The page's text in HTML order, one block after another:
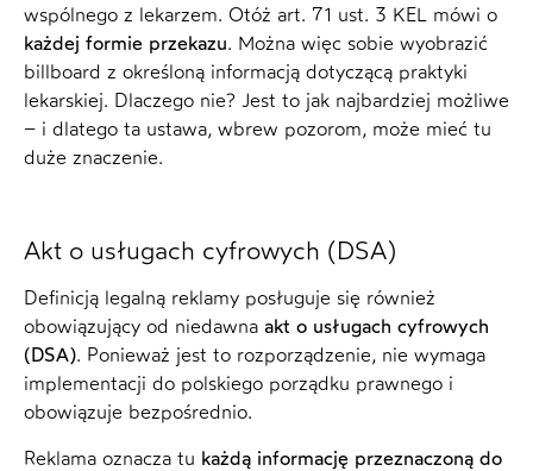
wspólnego z lekarzem. Otóż art. 71 ust. 3 KEL mówi o
każdej formie przekazu. Można więc sobie wyobrazić
billboard z określoną informacją dotyczącą praktyki
lekarskiej. Dlaczego nie? Jest to jak najbardziej możliwe
– i dlatego ta ustawa, wbrew pozorom, może mieć tu
duże znaczenie.
Akt o usługach cyfrowych (DSA)
Definicją legalną reklamy posługuje się również
obowiązujący od niedawna akt o usługach cyfrowych
(DSA). Ponieważ jest to rozporządzenie, nie wymaga
implementacji do polskiego porządku prawnego i
obowiązuje bezpośrednio.
Reklama oznacza tu każdą informację przeznaczoną do